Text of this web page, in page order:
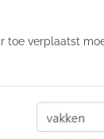
verplaatst